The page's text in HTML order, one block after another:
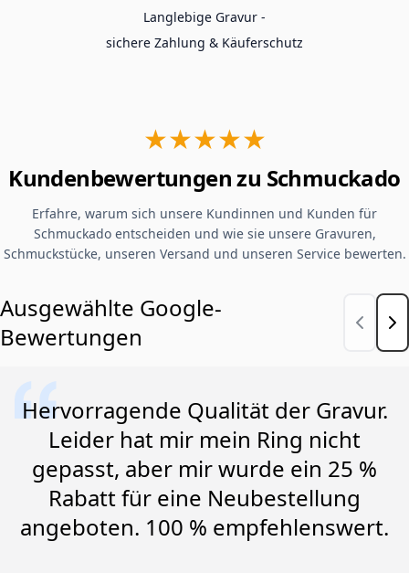
Langlebige Gravur -
sichere Zahlung & Käuferschutz
★★★★★
Kundenbewertungen zu Schmuckado
Erfahre, warum sich unsere Kundinnen und Kunden für
Schmuckado entscheiden und wie sie unsere Gravuren,
Schmuckstücke, unseren Versand und unseren Service bewerten.
Ausgewählte Google-
Bewertungen
Hervorragende Qualität der Gravur.
Leider hat mir mein Ring nicht
gepasst, aber mir wurde ein 25 %
Rabatt für eine Neubestellung
angeboten. 100 % empfehlenswert.